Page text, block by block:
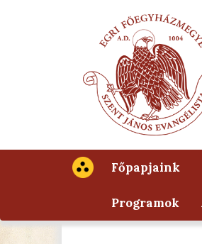
Főpapjaink
Programok